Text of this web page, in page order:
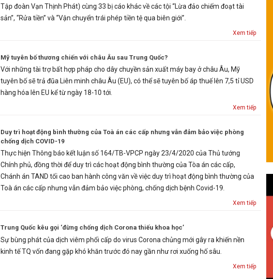
Tập đoàn Vạn Thịnh Phát) cùng 33 bị cáo khác về các tội “Lừa đảo chiếm đoạt tài
sản”, “Rửa tiền” và “Vận chuyển trái phép tiền tệ qua biên giới”.
Xem tiếp
Mỹ tuyên bố thương chiến với châu Âu sau Trung Quốc?
Với những tài trợ bất hợp pháp cho dây chuyền sản xuất máy bay ở châu Âu, Mỹ
tuyên bố sẽ trả đũa Liên minh châu Âu (EU), có thể sẽ tuyên bố áp thuế lên 7,5 tỉ USD
hàng hóa lên EU kể từ ngày 18-10 tới.
Xem tiếp
Duy trì hoạt động bình thường của Toà án các cấp nhưng vẫn đảm bảo việc phòng
chống dịch COVID-19
Thực hiện Thông báo kết luận số 164/TB-VPCP ngày 23/4/2020 của Thủ tướng
Chính phủ, đồng thời để duy trì các hoạt động bình thường của Tòa án các cấp,
Chánh án TAND tối cao ban hành công văn về việc duy trì hoạt động bình thường của
Toà án các cấp nhưng vẫn đảm bảo việc phòng, chống dịch bệnh Covid-19.
Xem tiếp
Trung Quốc kêu gọi ‘đừng chống dịch Corona thiếu khoa học’
Sự bùng phát của dịch viêm phổi cấp do virus Corona chủng mới gây ra khiến nền
kinh tế TQ vốn đang gặp khó khăn trước đó nay gần như rơi xuống hố sâu.
Xem tiếp